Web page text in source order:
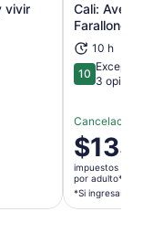
vivir
nueva pestaña
Cali:
Farallones
10 h
1010 de 10
3
Cancelación
El
precio
es
de
$133.
$133
impuestos y
por adulto*
*Si ingresas